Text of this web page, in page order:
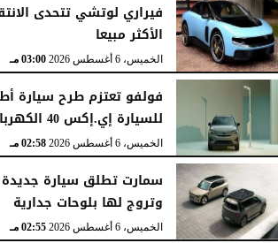
الخميس، 6 أغسطس 2026 03:15 مـ
فيراري لوتشي تتحدى
الأكثر مبيعا
الخميس، 6 أغسطس 2026 03:00 مـ
فولفو تعتزم طرح سيارة
للسيارة إي.إكس 40 الكهربائية العام...
الخميس، 6 أغسطس 2026 02:58 مـ
سمارت تطلق سيارة
وتروج لها بلوحات جدارية
الخميس، 6 أغسطس 2026 02:55 مـ